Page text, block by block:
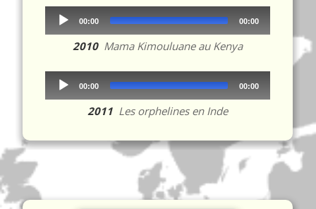
Audio
00:00 00:00
2010Mama Kimouluane au Kenya
Audio
00:00 00:00
2011 Les orphelines en Inde